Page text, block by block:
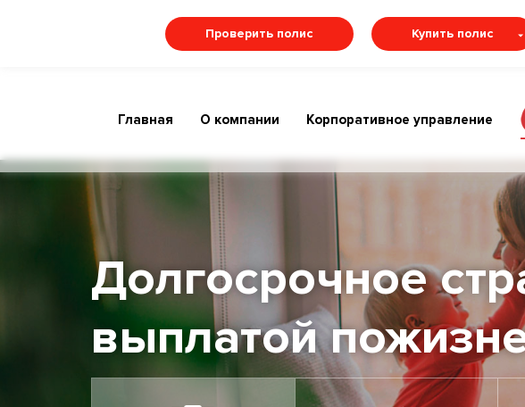
Проверить полис Купить полис
Главная О компании Корпоративное управление
Долгосрочное
выплатой